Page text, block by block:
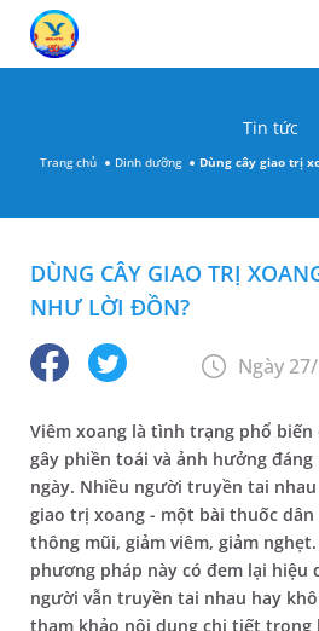
Tin tức
Trang chủ Dinh dưỡng Dùng cây giao trị
DÙNG CÂY GIAO TRỊ
NHƯ LỜI ĐỒN?
Ngày
Viêm xoang là tình trạng phổ
gây phiền toái và ảnh hưởng đáng
ngày. Nhiều người truyền tai nhau
giao trị xoang - một bài thuốc
thông mũi, giảm viêm, giảm
phương pháp này có đem lại hiệu
người vẫn truyền tai nhau hay
tham khảo nội dung chi tiết trong